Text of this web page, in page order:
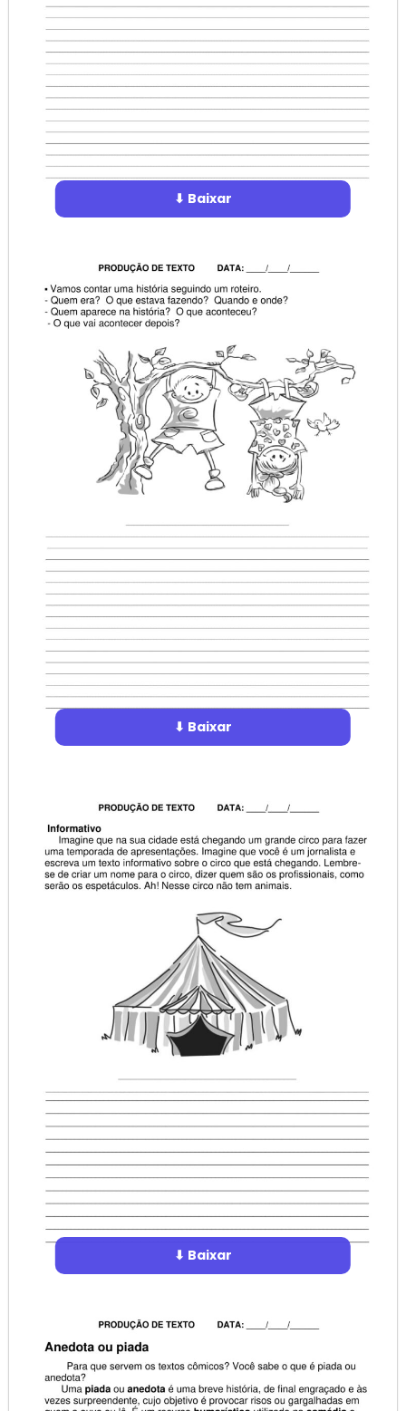
⬇ Baixar
⬇ Baixar
⬇ Baixar